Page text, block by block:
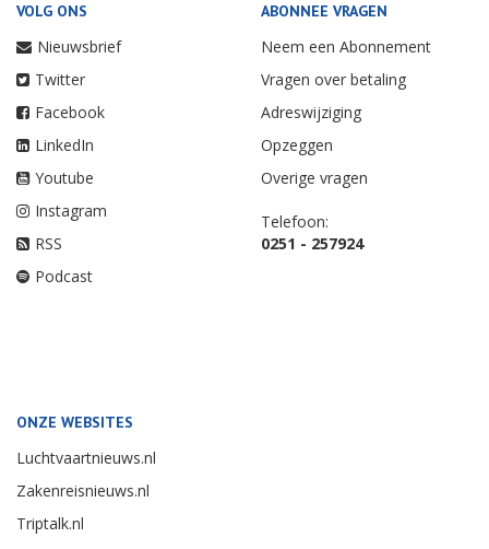
VOLG ONS
Nieuwsbrief
Twitter
Facebook
LinkedIn
Youtube
Instagram
RSS
Podcast
ABONNEE VRAGEN
Neem een Abonnement
Vragen over betaling
Adreswijziging
Opzeggen
Overige vragen
Telefoon:
0251 - 257924
ONZE WEBSITES
Luchtvaartnieuws.nl
Zakenreisnieuws.nl
Triptalk.nl